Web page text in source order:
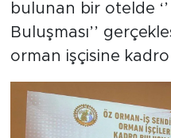
bulunan bir otelde
Buluşması’’
orman işçisine kadro